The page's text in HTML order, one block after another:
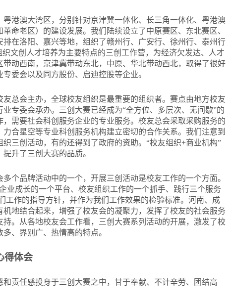
港澳大湾区，分别针对京津冀一体化、长三角一体化、粤港澳
命老区）的建设发展。我们陆续设立了中原赛区、东北赛区、
在洛阳、嘉兴等地，组织了赣州行、广安行、徐州行、泰州行
文创人才培养为主要特点的三创工作营，为经济欠发达、人才
动西南，京津冀带动东北，中原、华北带动西北，取得了很好
委会以及同方股份、启迪控股等企业。
友总会主办，全球校友组织是最重要的组织者。赛点由地方校友
专委会承办。三创大赛已经成为“全方位、多层次、无间歇”的
需要社会科创服务企业的专业服务。校友总会采取采购服务的
合星空等专业科创服务机构建立密切的合作关系。我们注意到
三创活动，有的还得到了政府的资助。“校友组织+商业机构”
升了三创大赛的品质。
个品牌活动中的一个，开展三创活动是校友工作的一个方面。
业成长的一个平台、校友组织工作的一个抓手、践行三个服务
工作的指导方针，并作为我们工作效果的检验标准。河南、成
地结合起来，增强了校友会的凝聚力，发挥了校友的社会服务
。从各地校友会工作看，三创大赛系列活动的开展，激发了校
、界别广、热情高的特点。
得体会
责任感投身于三创大赛之中，甘于奉献、不计辛劳、团结高